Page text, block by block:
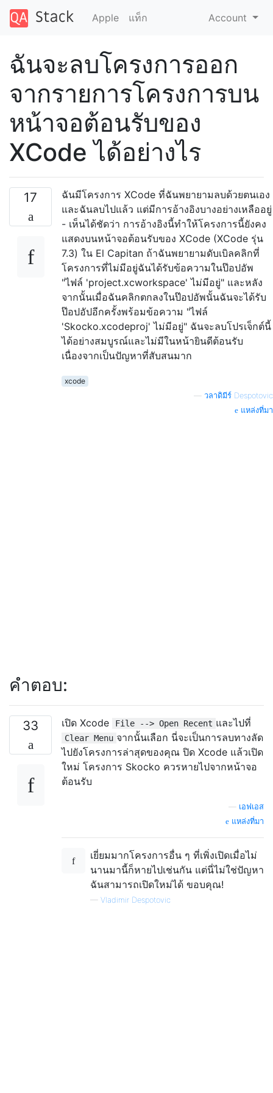
Apple แท็ก Account
ฉันจะลบโครงการออก
จากรายการโครงการบน
หน้าจอต้อนรับของ
XCode ได้อย่างไร
17
ฉันมีโครงการ XCode ที่ฉันพยายามลบด้วยตนเอง
และฉันลบไปแล้ว แต่มีการอ้างอิงบางอย่างเหลืออยู่
- เห็นได้ชัดว่า การอ้างอิงนี้ทำให้โครงการนี้ยังคง
แสดงบนหน้าจอต้อนรับของ XCode (XCode รุ่น
7.3) ใน El Capitan ถ้าฉันพยายามดับเบิลคลิกที่
โครงการที่ไม่มีอยู่ฉันได้รับข้อความในป๊อปอัพ
"ไฟล์ 'project.xcworkspace' ไม่มีอยู่" และหลัง
จากนั้นเมื่อฉันคลิกตกลงในป๊อปอัพนั้นฉันจะได้รับ
ป๊อปอัปอีกครั้งพร้อมข้อความ "ไฟล์
'Skocko.xcodeproj' ไม่มีอยู่" ฉันจะลบโปรเจ็กต์นี้
ได้อย่างสมบูรณ์และไม่มีในหน้ายินดีต้อนรับ
เนื่องจากเป็นปัญหาที่สับสนมาก
xcode
วลาดิมีร์ Despotovic
แหล่งที่มา
คำตอบ:
33 เปิด Xcode File --> Open Recent และไปที่
Clear Menu จากนั้นเลือก นี่จะเป็นการลบทางลัด
ไปยังโครงการล่าสุดของคุณ ปิด Xcode แล้วเปิด
ใหม่ โครงการ Skocko ควรหายไปจากหน้าจอ
ต้อนรับ
เอฟเอส
แหล่งที่มา
เยี่ยมมากโครงการอื่น ๆ ที่เพิ่งเปิดเมื่อไม่
นานมานี้ก็หายไปเช่นกัน แต่นี่ไม่ใช่ปัญหา
ฉันสามารถเปิดใหม่ได้ ขอบคุณ!
— Vladimir Despotovic